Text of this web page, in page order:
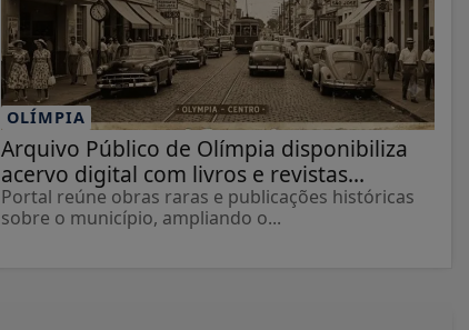
OLÍMPIA
Arquivo Público de Olímpia disponibiliza
acervo digital com livros e revistas...
Portal reúne obras raras e publicações históricas
sobre o município, ampliando o...